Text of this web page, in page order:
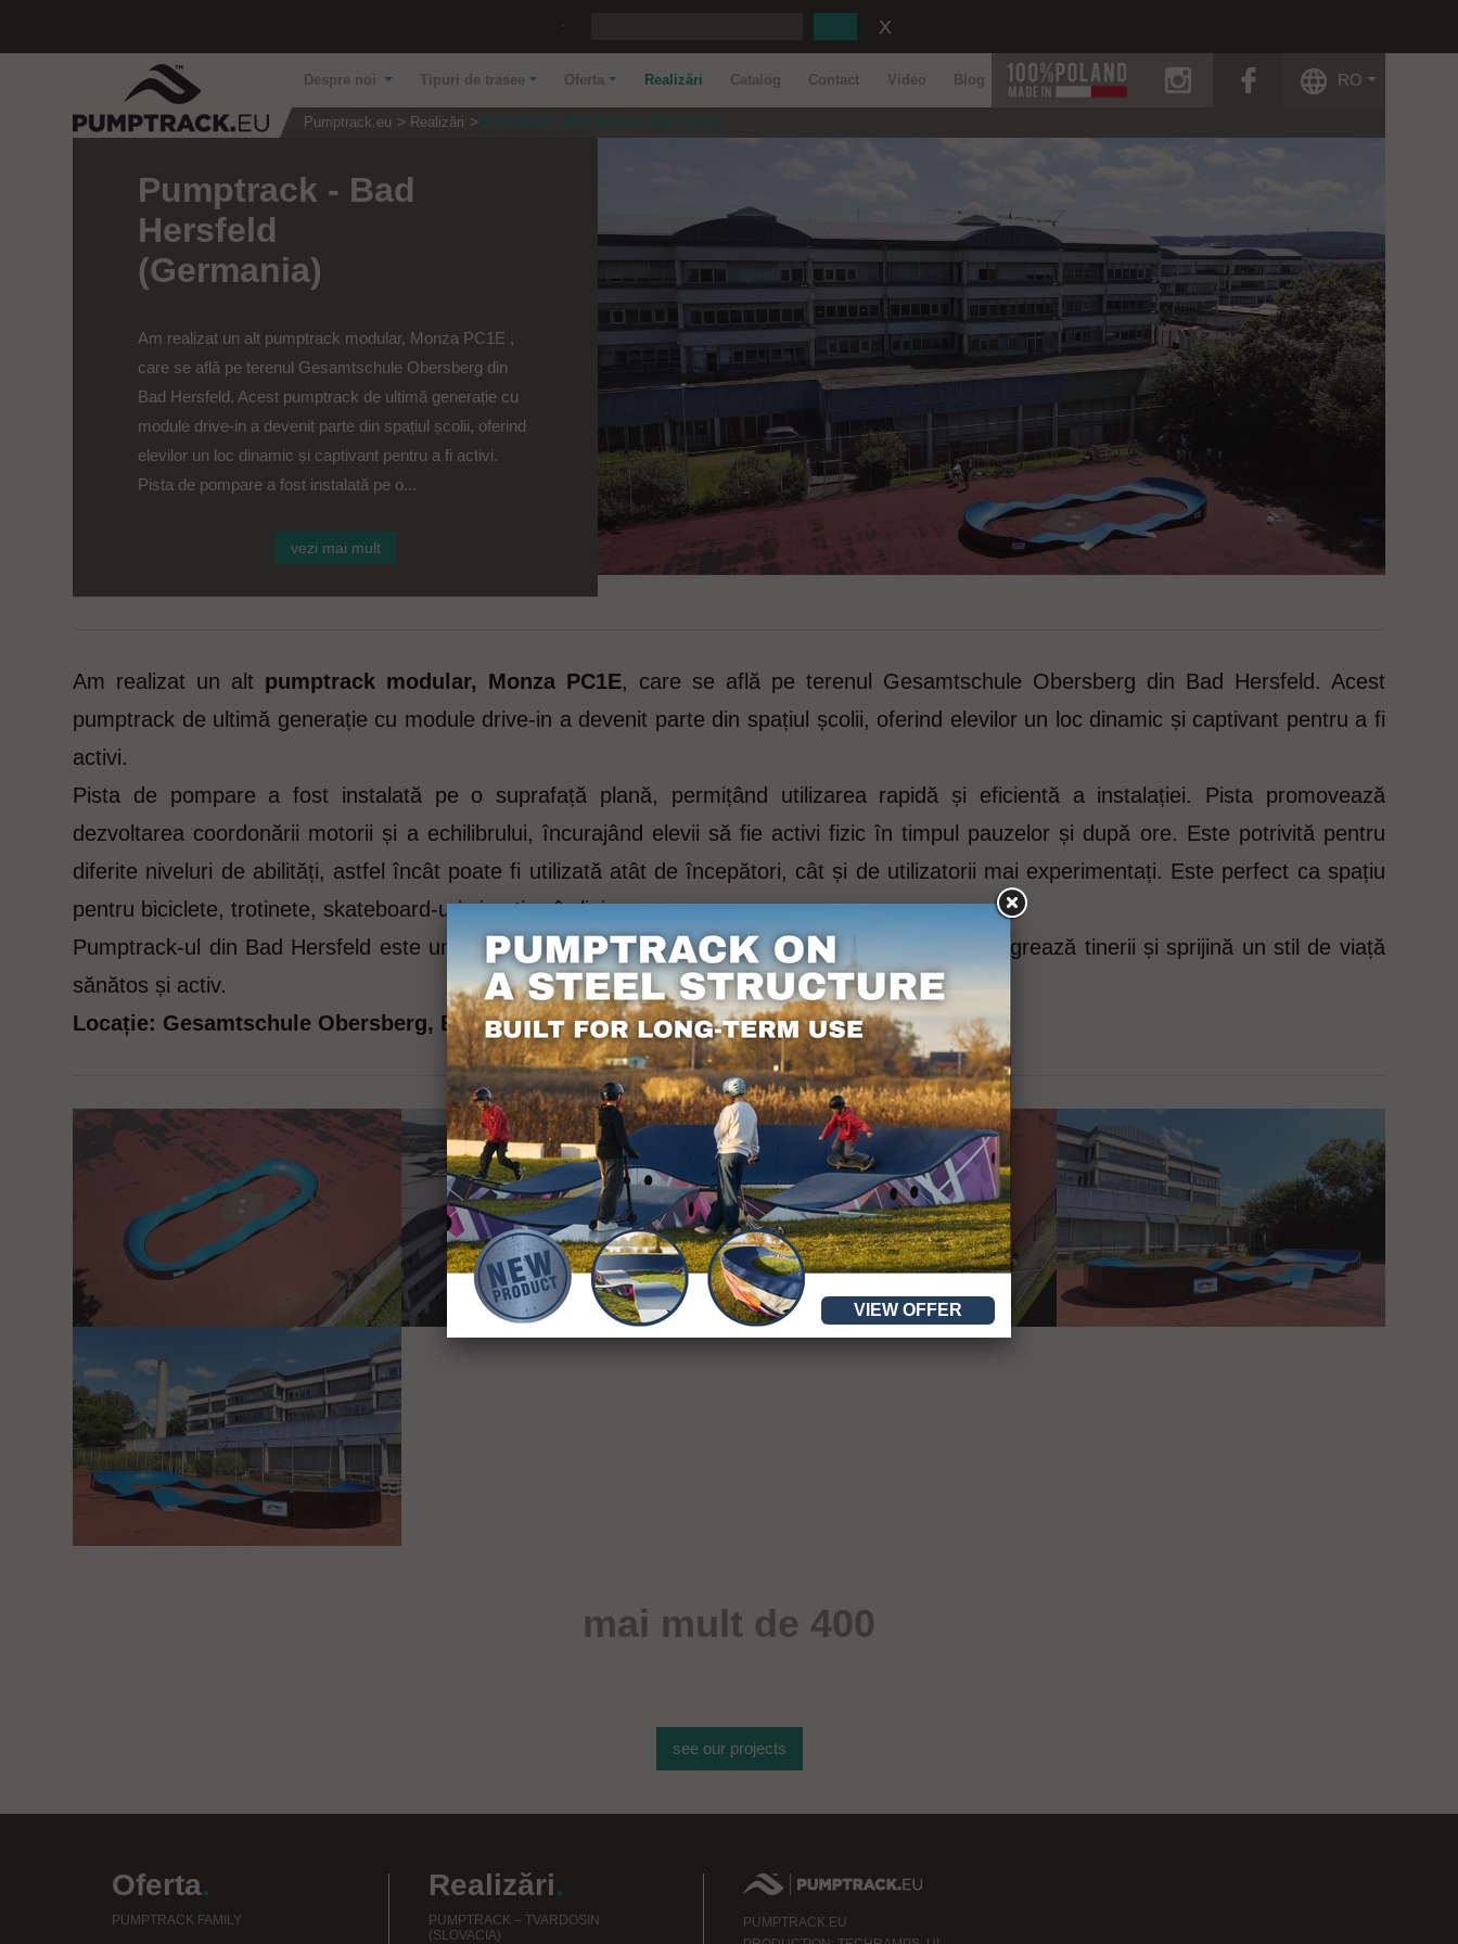
Despre noi Tipuri de trasee Oferta Realizări Catalog Contact Video Blog
instagram
RO
Pumptrack.eu Realizări Pumptrack - Bad Hersfeld (Germania)
Pumptrack - Bad
Hersfeld
(Germania)
Am realizat un alt pumptrack modular, Monza PC1E ,
care se află pe terenul Gesamtschule Obersberg din
Bad Hersfeld. Acest pumptrack de ultimă generație cu
module drive-in a devenit parte din spațiul școlii, oferind
elevilor un loc dinamic și captivant pentru a fi activi.
Pista de pompare a fost instalată pe o...
vezi mai mult
Am realizat un alt pumptrack modular, Monza PC1E, care se află pe terenul Gesamtschule Obersberg din Bad Hersfeld. Acest
pumptrack de ultimă generație cu module drive-in a devenit parte din spațiul școlii, oferind elevilor un loc dinamic și captivant pentru a fi
activi.
Pista de pompare a fost instalată pe o suprafață plană, permițând utilizarea rapidă și eficientă a instalației. Pista promovează
dezvoltarea coordonării motorii și a echilibrului, încurajând elevii să fie activi fizic în timpul pauzelor și după ore. Este potrivită pentru
diferite niveluri de abilități, astfel încât poate fi utilizată atât de începători, cât și de utilizatorii mai experimentați. Este perfect ca spațiu
pentru biciclete, trotinete, skateboard-uri și patine în linie.
Pumptrack-ul din Bad Hersfeld este un alt exemplu de infrastructură sportivă modernă care integrează tinerii și sprijină un stil de viață
sănătos și activ.
Locație: Gesamtschule Obersberg, Bad Hersfeld, Germania
mai mult de 400
see our projects
Oferta.
PUMPTRACK FAMILY
Realizări.
PUMPTRACK – TVARDOSIN
(SLOVACIA)
PUMPTRACK.EU
VIEW OFFER